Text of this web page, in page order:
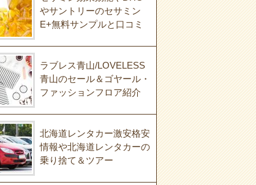
やサントリーのセサミン
E+無料サンプルと口コミ
ラブレス青山/LOVELESS
青山のセール＆ゴヤール・
ファッションフロア紹介
北海道レンタカー激安格安
情報や北海道レンタカーの
乗り捨て＆ツアー